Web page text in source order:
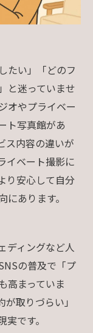
たい」「どのフ
と迷っていませ
オやプライベー
ト写真館があ
ス内容の違いが
イベート撮影に
り安心して自分
あります。
ディングなど人
の普及で「プ
高まっていま
取りづらい」
です。